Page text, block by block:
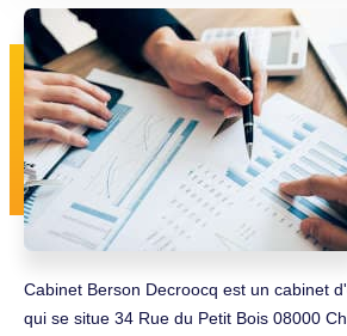
Cabinet Berson Decroocq est un cabinet
qui se situe 34 Rue du Petit Bois 08000